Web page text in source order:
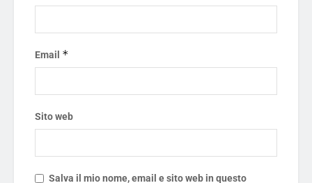
Email *
Sito web
Salva il mio nome, email e sito web in questo